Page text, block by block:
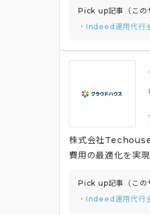
50年近く求人業
しています。
Pick up記事（この
・Indeed運用代行
株式会社
費用の最適化を実
セス)」を担当と
施し、採用チーム
Pick up記事（この
・Indeed運用代行